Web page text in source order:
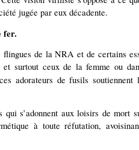
jugée par eux décadente.
fer.
de la NRA et de certains
et surtout ceux de la femme ou
adorateurs de fusils
qui s’adonnent aux loisirs de mort
à toute réfutation,